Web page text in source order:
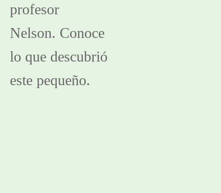
profesor
Nelson. Conoce
lo que descubrió
este pequeño.
.